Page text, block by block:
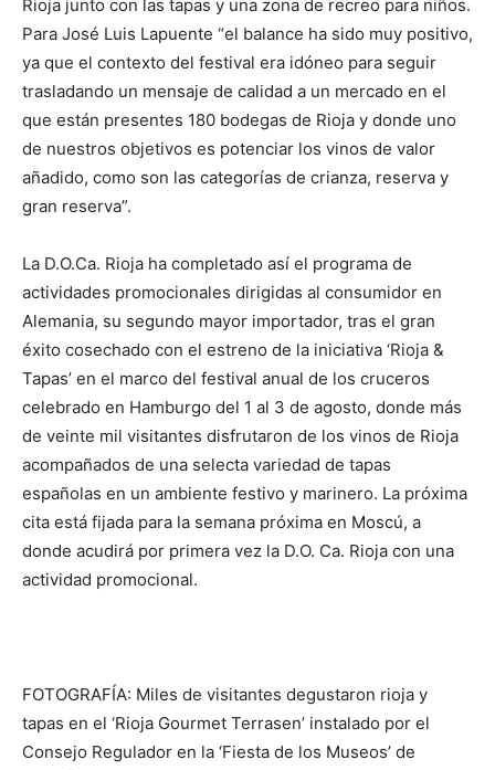
Rioja junto con las tapas y una zona de recreo para niños.
Para José Luis Lapuente “el balance ha sido muy positivo,
ya que el contexto del festival era idóneo para seguir
trasladando un mensaje de calidad a un mercado en el
que están presentes 180 bodegas de Rioja y donde uno
de nuestros objetivos es potenciar los vinos de valor
añadido, como son las categorías de crianza, reserva y
gran reserva”.
La D.O.Ca. Rioja ha completado así el programa de
actividades promocionales dirigidas al consumidor en
Alemania, su segundo mayor importador, tras el gran
éxito cosechado con el estreno de la iniciativa ‘Rioja &
Tapas’ en el marco del festival anual de los cruceros
celebrado en Hamburgo del 1 al 3 de agosto, donde más
de veinte mil visitantes disfrutaron de los vinos de Rioja
acompañados de una selecta variedad de tapas
españolas en un ambiente festivo y marinero. La próxima
cita está fijada para la semana próxima en Moscú, a
donde acudirá por primera vez la D.O. Ca. Rioja con una
actividad promocional.
FOTOGRAFÍA: Miles de visitantes degustaron rioja y
tapas en el ‘Rioja Gourmet Terrasen’ instalado por el
Consejo Regulador en la ‘Fiesta de los Museos’ de